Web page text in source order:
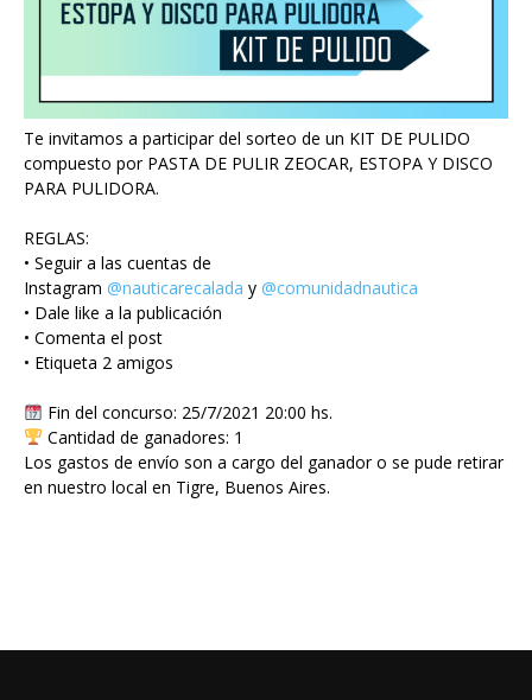
Te invitamos a participar del sorteo de un KIT DE PULIDO
compuesto por PASTA DE PULIR ZEOCAR, ESTOPA Y DISCO
PARA PULIDORA.
REGLAS:
• Seguir a las cuentas de
Instagram @nauticarecalada y @comunidadnautica
• Dale like a la publicación
• Comenta el post
• Etiqueta 2 amigos
Fin del concurso: 25/7/2021 20:00 hs.
Cantidad de ganadores: 1
Los gastos de envío son a cargo del ganador o se pude retirar
en nuestro local en Tigre, Buenos Aires.